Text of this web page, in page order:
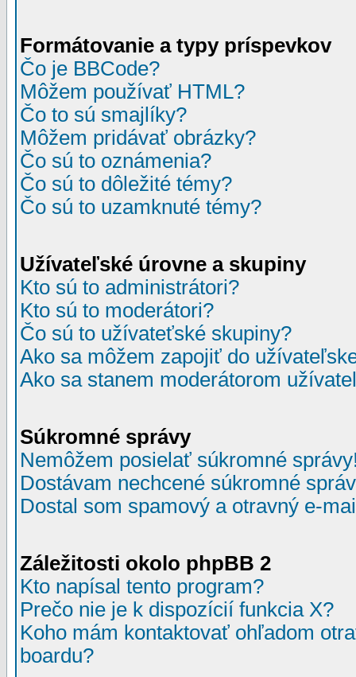
Formátovanie a typy príspevkov
Čo je BBCode?
Môžem používať HTML?
Čo to sú smajlíky?
Môžem pridávať obrázky?
Čo sú to oznámenia?
Čo sú to dôležité témy?
Čo sú to uzamknuté témy?
Užívateľské úrovne a skupiny
Kto sú to administrátori?
Kto sú to moderátori?
Čo sú to užívateťské skupiny?
Ako sa môžem zapojiť do
Ako sa stanem moderátorom
Súkromné správy
Nemôžem posielať súkromné
Dostávam nechcené súkromné
Dostal som spamový a otravný e-
Záležitosti okolo phpBB 2
Kto napísal tento program?
Prečo nie je k dispozícií funkcia X?
Koho mám kontaktovať ohľadom
boardu?